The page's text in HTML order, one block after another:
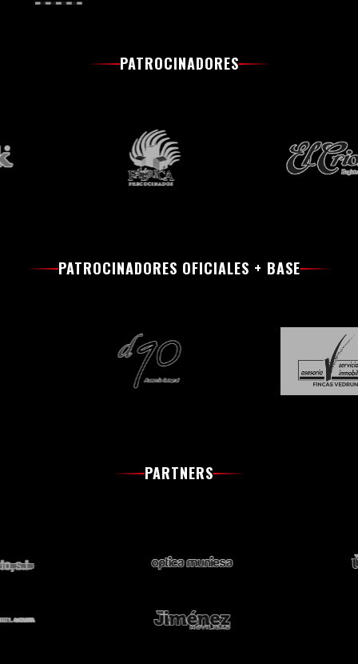
PATROCINADORES
PATROCINADORES OFICIALES + BASE
PARTNERS